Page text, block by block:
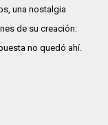
una nostalgia
de su creación:
no quedó ahí.